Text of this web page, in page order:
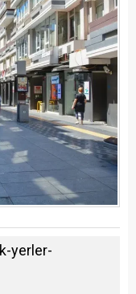
yerler-